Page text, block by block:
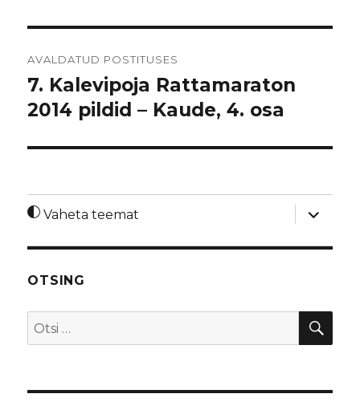
AVALDATUD POSTITUSES
7. Kalevipoja Rattamaraton
2014 pildid – Kaude, 4. osa
Vaheta teemat
laienda
OTSING
Otsi: